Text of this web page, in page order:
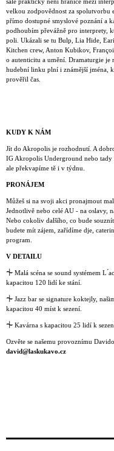
velkou zodpovědnost za spolutvorbu
přímo dostupné smyslové poznání a
podhoubím převážně pro interprety,
poli. Ukázali se tu Bulp, Lia Hide,
Kitchen crew, Anton Kubikov,
o autenticitu a umění. Dramaturgie je
hudební linku plní i známější jména,
prověřil čas.
KUDY K NÁM
Jít do Akropolis je rozhodnutí. A
IG Akropolis Underground nebo tady
ale překvapíme tě i v týdnu.
PRONÁJEM
Můžeš si na svoji akci pronajmout
Jednotlivě nebo celé AU - na oslavy,
Nebo cokoliv dalšího, co bude
budete mít zájem, zařídíme dje,
program.
V DETAILU
⏆ Malá scéna se sound systémem L
kapacitou 120 lidí ke stání.
⏆ Jazz bar se signature koktejly,
kapacitou 40 míst k sezení.
⏆ Kavárna s kapacitou 25 lidí k
Ozvěte se našemu provoznímu
david@laskukavo.cz